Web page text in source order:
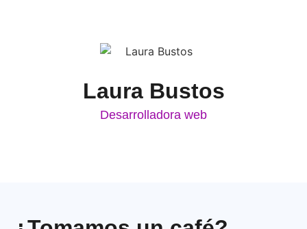
Laura Bustos
Desarrolladora web